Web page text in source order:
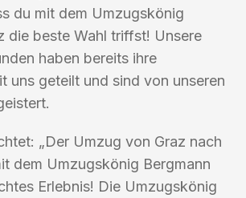
du mit dem Umzugskönig
die beste Wahl triffst! Unsere
haben bereits ihre
uns geteilt und sind von unseren
„Der Umzug von Graz nach
dem Umzugskönig Bergmann
Erlebnis! Die Umzugskönig